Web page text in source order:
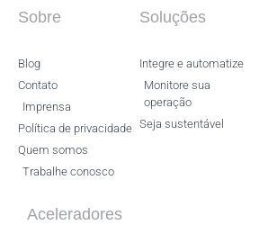
Sobre
Blog
Contato
Imprensa
Política de privacidade
Quem somos
Trabalhe conosco
Soluções
Integre e automatize
Monitore sua
operação
Seja sustentável
Aceleradores